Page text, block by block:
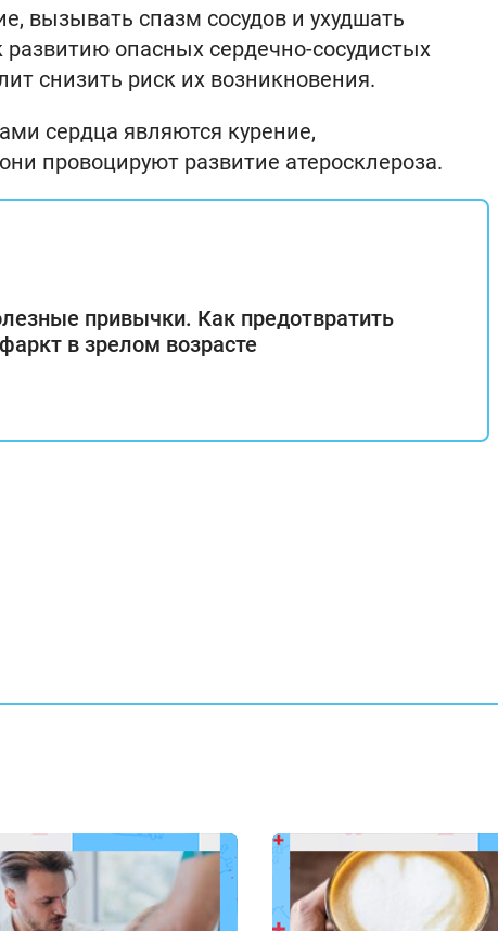
вызывать спазм сосудов и ухудшать
опасных сердечно-сосудистых
снизить риск их возникновения.
сердца являются курение,
провоцируют развитие атеросклероза.
привычки. Как предотвратить
в зрелом возрасте